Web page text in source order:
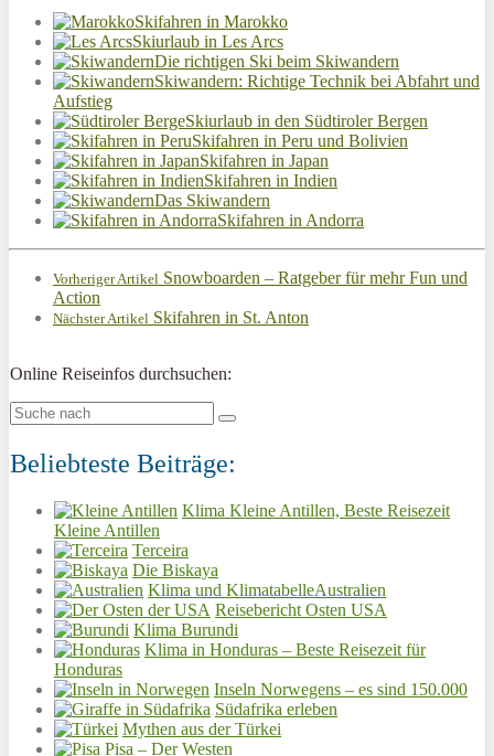
Skifahren in Marokko
Skiurlaub in Les Arcs
Die richtigen Ski beim Skiwandern
Skiwandern: Richtige Technik bei Abfahrt und
Aufstieg
Skiurlaub in den Südtiroler Bergen
Skifahren in Peru und Bolivien
Skifahren in Japan
Skifahren in Indien
Das Skiwandern
Skifahren in Andorra
Vorheriger Artikel Snowboarden – Ratgeber für mehr Fun und
Action
Nächster Artikel Skifahren in St. Anton
Online Reiseinfos durchsuchen:
Beliebteste Beiträge:
Klima Kleine Antillen, Beste Reisezeit
Kleine Antillen
Terceira
Die Biskaya
Klima und KlimatabelleAustralien
Reisebericht Osten USA
Klima Burundi
Klima in Honduras – Beste Reisezeit für
Honduras
Inseln Norwegens – es sind 150.000
Südafrika erleben
Mythen aus der Türkei
Pisa – Der Westen